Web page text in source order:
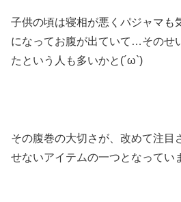
子供の頃は寝相が悪くパジャマも
になってお腹が出ていて…そのせ
たという人も多いかと(´ω`)
その腹巻の大切さが、改めて注目
せないアイテムの一つとなってい